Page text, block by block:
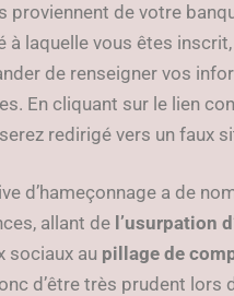
proviennent de votre
à laquelle vous êtes
de renseigner vos
En cliquant sur le lien
redirigé vers un faux
d’hameçonnage a de
allant de ’usurpation d
sociaux au pillage de
d’être très prudent lors